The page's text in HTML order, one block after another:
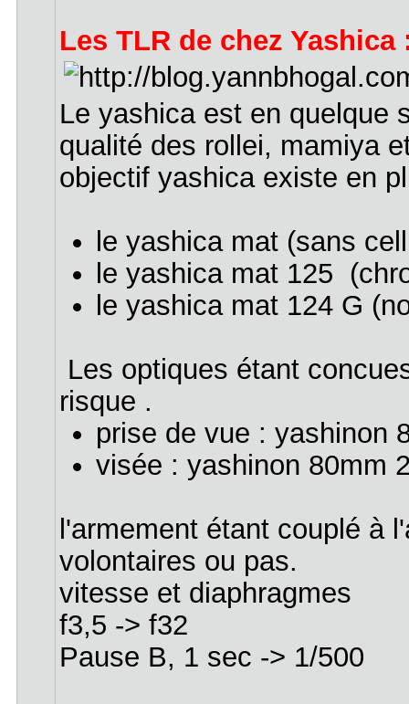
Les TLR de chez Yashica
Le yashica est en quelque
qualité des rollei, mamiya
objectif yashica existe en
le yashica mat (sans
le yashica mat 125
le yashica mat 124 G
Les optiques étant
risque .
prise de vue : yashinon
visée : yashinon 80mm
l'armement étant couplé à
volontaires ou pas.
vitesse et diaphragmes
f3,5 -> f32
Pause B, 1 sec -> 1/500